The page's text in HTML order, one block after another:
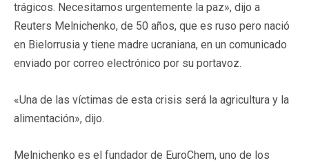
trágicos. Necesitamos urgentemente la paz», dijo a
Reuters Melnichenko, de 50 años, que es ruso pero nació
en Bielorrusia y tiene madre ucraniana, en un comunicado
enviado por correo electrónico por su portavoz.
«Una de las víctimas de esta crisis será la agricultura y la
alimentación», dijo.
Melnichenko es el fundador de EuroChem, uno de los